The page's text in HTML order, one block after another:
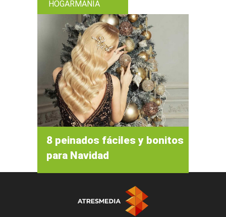
HOGARMANIA
8 peinados fáciles y bonitos
para Navidad